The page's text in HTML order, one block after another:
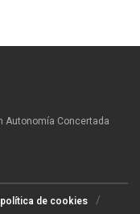
Autonomía Concertada
de cookies